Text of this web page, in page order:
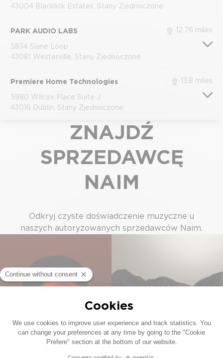
43004 Blacklick Estates, Stany Zjednoczone
PARK AUDIO LABS 12.76 miles
5834 Slane Loop
43081 Westerville, Stany Zjednoczone
Premiere Home Technologies 13.8 miles
5980 Wilcox Place Suite J
43016 Dublin, Stany Zjednoczone
ZNAJDŹ
SPRZEDAWCĘ
NAIM
Odkryj czyste doświadczenie muzyczne u
naszych autoryzowanych sprzedawców Naim.